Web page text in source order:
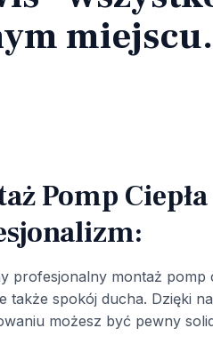
miejscu.
Pomp
profesjonalny montaż pomp
także spokój ducha. Dzięki
możesz być pewny